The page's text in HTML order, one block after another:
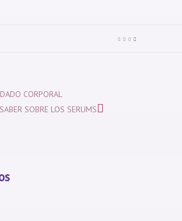
CORPORAL
SOBRE LOS SERUMS